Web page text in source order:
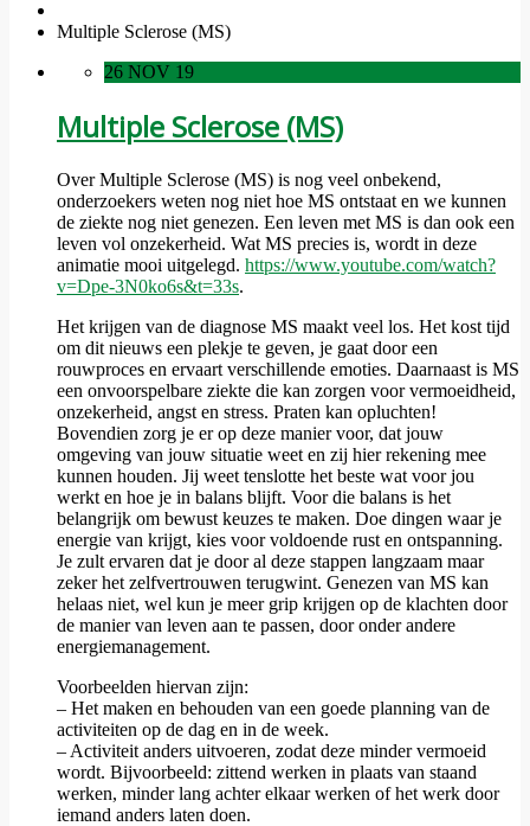
Multiple Sclerose (MS)
26 NOV 19
Multiple Sclerose (MS)
Over Multiple Sclerose (MS) is nog veel onbekend,
onderzoekers weten nog niet hoe MS ontstaat en we kunnen
de ziekte nog niet genezen. Een leven met MS is dan ook een
leven vol onzekerheid. Wat MS precies is, wordt in deze
animatie mooi uitgelegd. https://www.youtube.com/watch?
v=Dpe-3N0ko6s&t=33s.
Het krijgen van de diagnose MS maakt veel los. Het kost tijd
om dit nieuws een plekje te geven, je gaat door een
rouwproces en ervaart verschillende emoties. Daarnaast is MS
een onvoorspelbare ziekte die kan zorgen voor vermoeidheid,
onzekerheid, angst en stress. Praten kan opluchten!
Bovendien zorg je er op deze manier voor, dat jouw
omgeving van jouw situatie weet en zij hier rekening mee
kunnen houden. Jij weet tenslotte het beste wat voor jou
werkt en hoe je in balans blijft. Voor die balans is het
belangrijk om bewust keuzes te maken. Doe dingen waar je
energie van krijgt, kies voor voldoende rust en ontspanning.
Je zult ervaren dat je door al deze stappen langzaam maar
zeker het zelfvertrouwen terugwint. Genezen van MS kan
helaas niet, wel kun je meer grip krijgen op de klachten door
de manier van leven aan te passen, door onder andere
energiemanagement.
Voorbeelden hiervan zijn:
– Het maken en behouden van een goede planning van de
activiteiten op de dag en in de week.
– Activiteit anders uitvoeren, zodat deze minder vermoeid
wordt. Bijvoorbeeld: zittend werken in plaats van staand
werken, minder lang achter elkaar werken of het werk door
iemand anders laten doen.